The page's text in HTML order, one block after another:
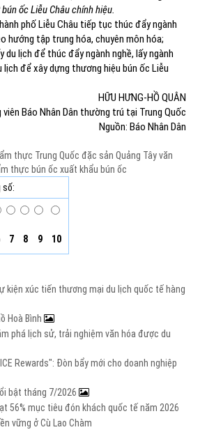
ốc Liễu Châu chính hiệu.
phố Liễu Châu tiếp tục thúc đẩy ngành
hướng tập trung hóa, chuyên môn hóa;
du lịch để thúc đẩy ngành nghề, lấy ngành
để xây dựng thương hiệu bún ốc Liễu
HỮU HƯNG-HỒ QUÂN
viên Báo Nhân Dân thường trú tại Trung Quốc
Nguồn: Báo Nhân Dân
ẩm thực Trung Quốc đặc sản Quảng Tâyvăn
thực bún ốc xuất khẩu bún ốc
số:
7 8 9 10
kiện xúc tiến thương mại du lịch quốc tế hàng
Hoà Bình
phá lịch sử, trải nghiệm văn hóa được du
Rewards": Đòn bẩy mới cho doanh nghiệp
bật tháng 7/2026
56% mục tiêu đón khách quốc tế năm 2026
vững ở Cù Lao Chàm